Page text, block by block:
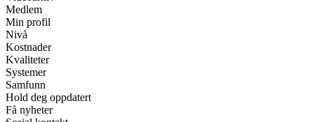
Medlem
Min profil
Nivå
Kostnader
Kvaliteter
Systemer
Samfunn
Hold deg oppdatert
Få nyheter